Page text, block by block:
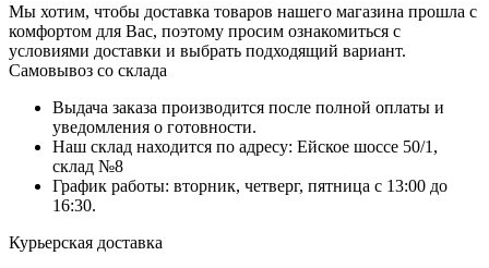
Мы хотим, чтобы доставка товаров нашего магазина прошла с
комфортом для Вас, поэтому просим ознакомиться с
условиями доставки и выбрать подходящий вариант.
Самовывоз со склада
Выдача заказа производится после полной оплаты и
уведомления о готовности.
Наш склад находится по адресу: Ейское шоссе 50/1,
склад №8
График работы: вторник, четверг, пятница с 13:00 до
16:30.
Курьерская доставка